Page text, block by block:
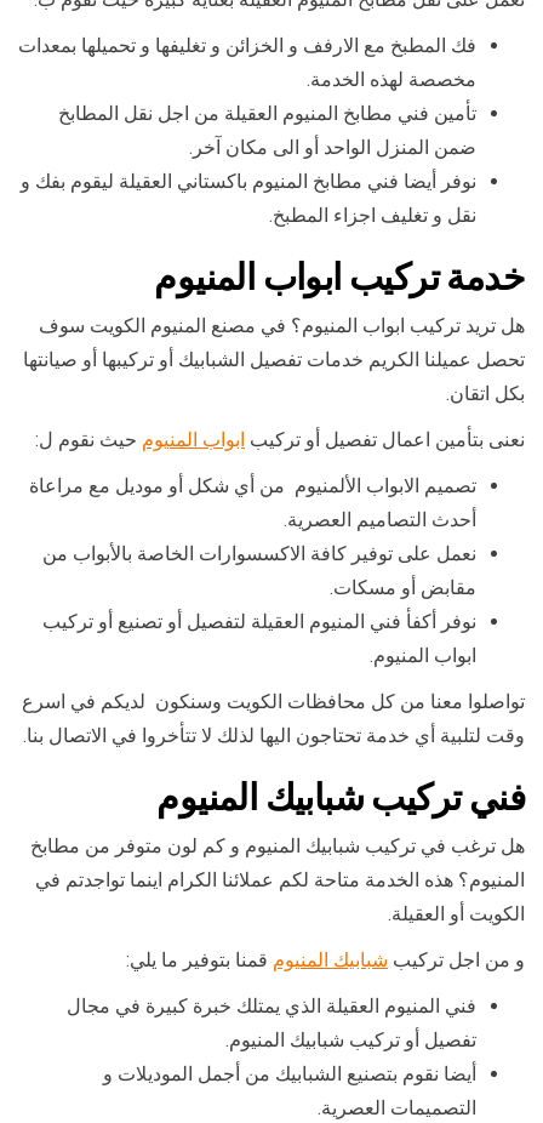
فك المطبخ مع الارفف و الخزائن و تغليفها و تحميلها بمعدات
مخصصة لهذه الخدمة.
تأمين فني مطابخ المنيوم العقيلة من اجل نقل المطابخ
ضمن المنزل الواحد أو الى مكان آخر.
نوفر أيضا فني مطابخ المنيوم باكستاني العقيلة ليقوم بفك و
نقل و تغليف اجزاء المطبخ.
خدمة تركيب ابواب المنيوم
هل تريد تركيب ابواب المنيوم؟ في مصنع المنيوم الكويت سوف
تحصل عميلنا الكريم خدمات تفصيل الشبابيك أو تركيبها أو صيانتها
بكل اتقان.
نعنى بتأمين اعمال تفصيل أو تركيب ابواب المنيوم حيث نقوم ل:
تصميم الابواب الألمنيوم من أي شكل أو موديل مع مراعاة
أحدث التصاميم العصرية.
نعمل على توفير كافة الاكسسوارات الخاصة بالأبواب من
مقابض أو مسكات.
نوفر أكفأ فني المنيوم العقيلة لتفصيل أو تصنيع أو تركيب
ابواب المنيوم.
تواصلوا معنا من كل محافظات الكويت وسنكون لديكم في اسرع
وقت لتلبية أي خدمة تحتاجون اليها لذلك لا تتأخروا في الاتصال بنا.
فني تركيب شبابيك المنيوم
هل ترغب في تركيب شبابيك المنيوم و كم لون متوفر من مطابخ
المنيوم؟ هذه الخدمة متاحة لكم عملائنا الكرام اينما تواجدتم في
الكويت أو العقيلة.
و من اجل تركيب شبابيك المنيوم قمنا بتوفير ما يلي:
فني المنيوم العقيلة الذي يمتلك خبرة كبيرة في مجال
تفصيل أو تركيب شبابيك المنيوم.
أيضا نقوم بتصنيع الشبابيك من أجمل الموديلات و
التصميمات العصرية.